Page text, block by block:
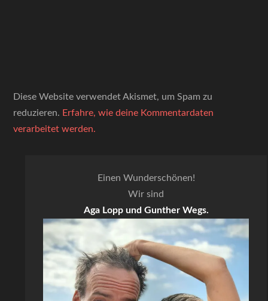
Diese Website verwendet Akismet, um Spam zu
reduzieren. Erfahre, wie deine Kommentardaten
verarbeitet werden.
Einen Wunderschönen!
Wir sind
Aga Lopp und Gunther Wegs.